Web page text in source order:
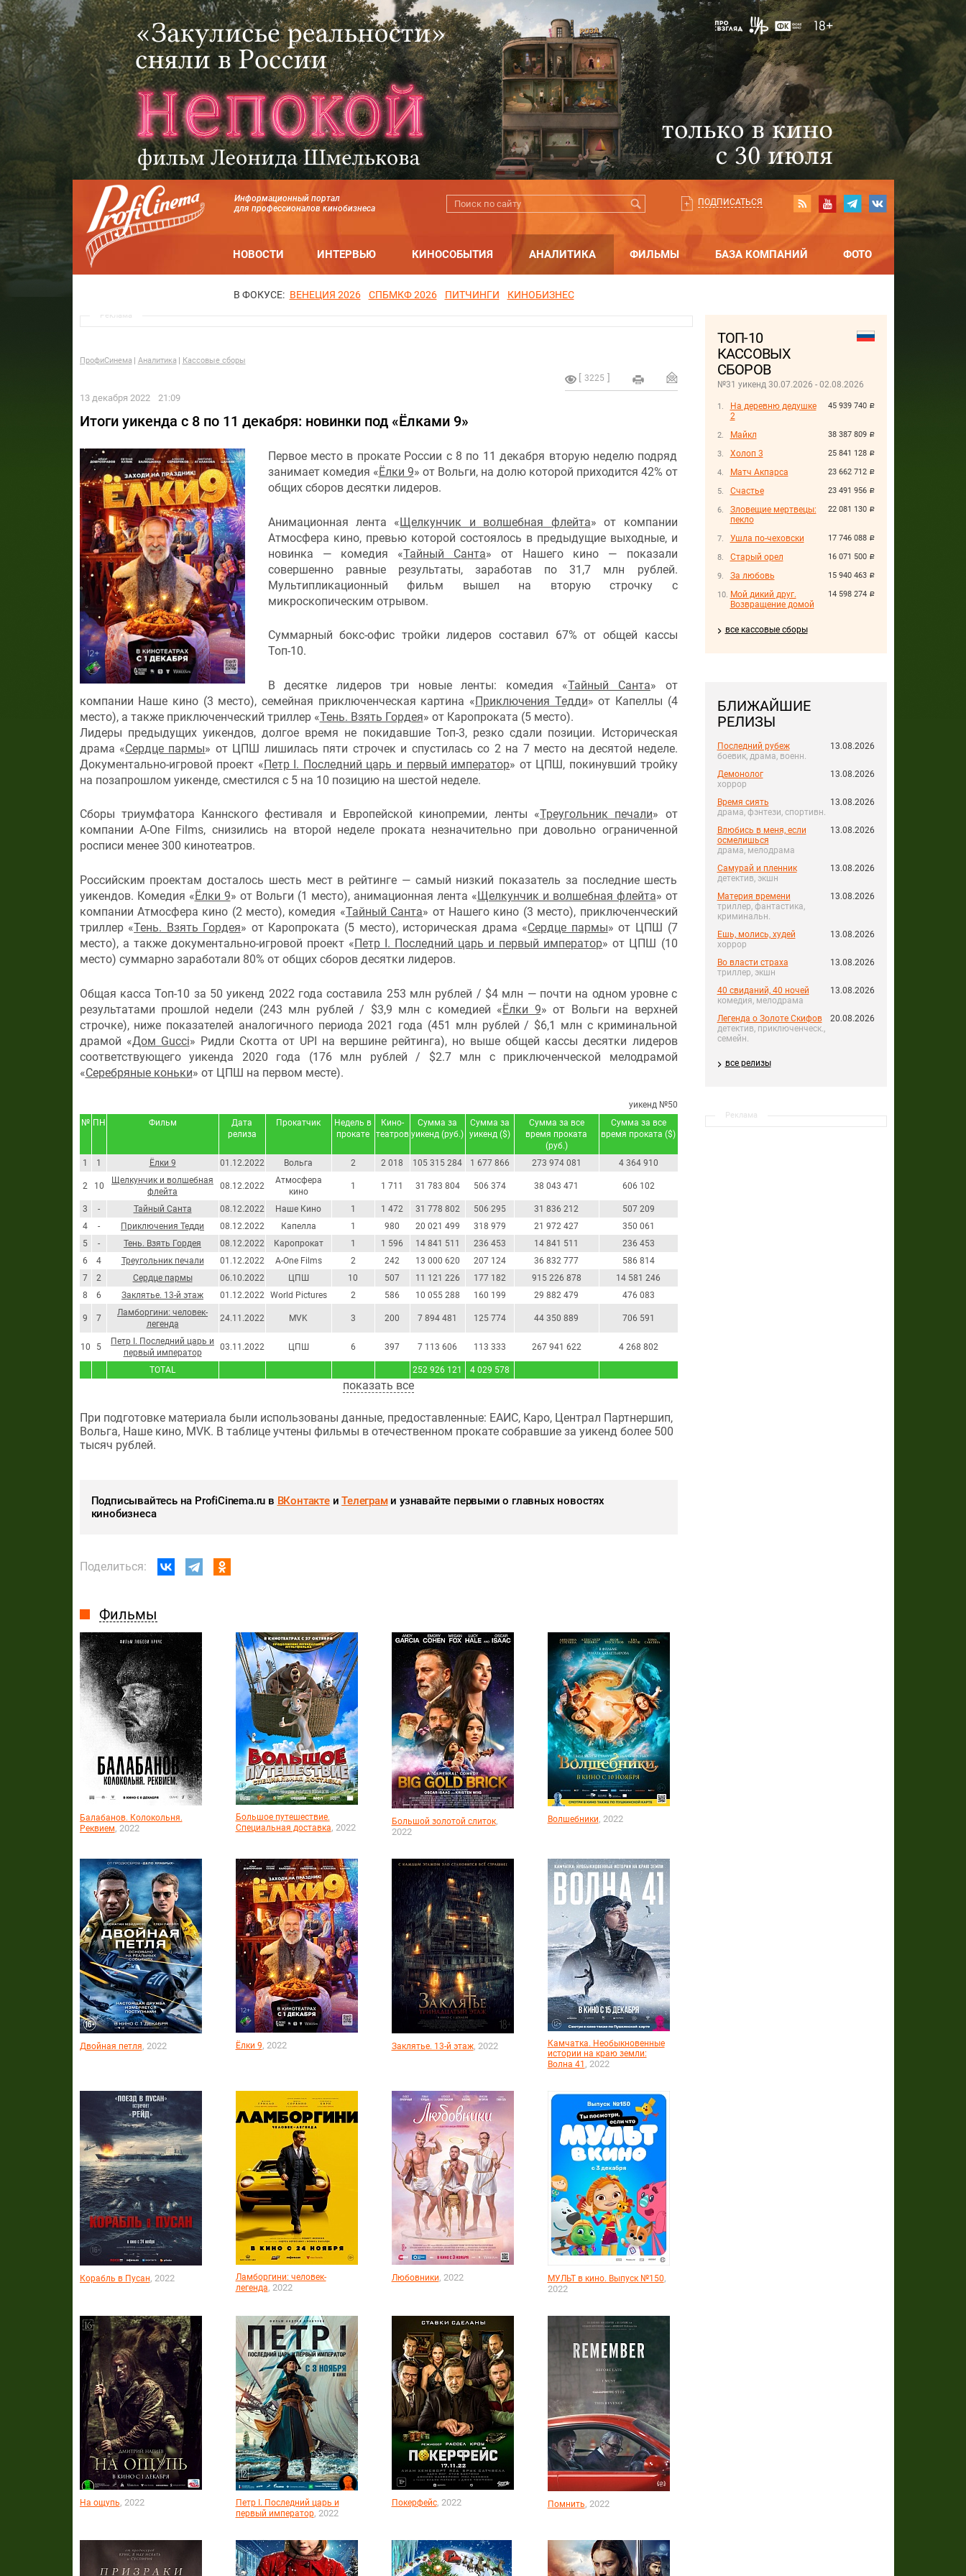
Информационный портал
для профессионалов кинобизнеса
ПОДПИСАТЬСЯ
НОВОСТИ ИНТЕРВЬЮ КИНОСОБЫТИЯ АНАЛИТИКА ФИЛЬМЫ БАЗА КОМПАНИЙ ФОТО
В ФОКУСЕ: ВЕНЕЦИЯ 2026 СПБМКФ 2026 ПИТЧИНГИ КИНОБИЗНЕС
ТОП-10
КАССОВЫХ
СБОРОВ
№31 уикенд 30.07.2026 - 02.08.2026
45 939 740 руб.
На деревню дедушке
2
38 387 809 руб.
Майкл
25 841 128 руб.
Холоп 3
23 662 712 руб.
Матч Акпарса
23 491 956 руб.
Счастье
22 081 130 руб.
Зловещие мертвецы:
пекло
17 746 088 руб.
Ушла по-чеховски
16 071 500 руб.
Старый орел
15 940 463 руб.
За любовь
14 598 274 руб.
Мой дикий друг.
Возвращение домой
все кассовые сборы
БЛИЖАЙШИЕ
РЕЛИЗЫ
Последний рубеж
боевик, драма, военн.
13.08.2026
Демонолог
хоррор
13.08.2026
Время сиять
драма, фэнтези, спортивн.
13.08.2026
Влюбись в меня, если
осмелишься
драма, мелодрама
13.08.2026
Самурай и пленник
детектив, экшн
13.08.2026
Материя времени
триллер, фантастика,
криминальн.
13.08.2026
Ешь, молись, худей
хоррор
13.08.2026
Во власти страха
триллер, экшн
13.08.2026
40 свиданий, 40 ночей
комедия, мелодрама
13.08.2026
Легенда о Золоте Скифов
детектив, приключенческ.,
семейн.
20.08.2026
все релизы
Реклама
Реклама
ПрофиСинема Аналитика Кассовые сборы
3225
13 декабря 2022 21:09
Итоги уикенда c 8 по 11 декабря: новинки под «Ёлками 9»
Первое место в прокате России c 8 по 11 декабря вторую неделю подряд
занимает комедия «Ёлки 9» от Вольги, на долю которой приходится 42% от
общих сборов десятки лидеров.
Анимационная лента «Щелкунчик и волшебная флейта» от компании
Атмосфера кино, превью которой состоялось в предыдущие выходные, и
новинка — комедия «Тайный Санта» от Нашего кино — показали
совершенно равные результаты, заработав по 31,7 млн рублей.
Мультипликационный фильм вышел на вторую строчку с
микроскопическим отрывом.
Суммарный бокс-офис тройки лидеров составил 67% от общей кассы
Топ-10.
В десятке лидеров три новые ленты: комедия «Тайный Санта» от
компании Наше кино (3 место), семейная приключенческая картина «Приключения Тедди» от Капеллы (4
место), а также приключенческий триллер «Тень. Взять Гордея» от Каропроката (5 место).
Лидеры предыдущих уикендов, долгое время не покидавшие Топ-3, резко сдали позиции. Историческая
драма «Сердце пармы» от ЦПШ лишилась пяти строчек и спустилась со 2 на 7 место на десятой неделе.
Документально-игровой проект «Петр I. Последний царь и первый император» от ЦПШ, покинувший тройку
на позапрошлом уикенде, сместился с 5 на 10 позицию на шестой неделе.
Сборы триумфатора Каннского фестиваля и Европейской кинопремии, ленты «Треугольник печали» от
компании A-One Films, снизились на второй неделе проката незначительно при довольно ограниченной
росписи менее 300 кинотеатров.
Российским проектам досталось шесть мест в рейтинге — самый низкий показатель за последние шесть
уикендов. Комедия «Ёлки 9» от Вольги (1 место), анимационная лента «Щелкунчик и волшебная флейта» от
компании Атмосфера кино (2 место), комедия «Тайный Санта» от Нашего кино (3 место), приключенческий
триллер «Тень. Взять Гордея» от Каропроката (5 место), историческая драма «Сердце пармы» от ЦПШ (7
место), а также документально-игровой проект «Петр I. Последний царь и первый император» от ЦПШ (10
место) суммарно заработали 80% от общих сборов десятки лидеров.
Общая касса Топ-10 за 50 уикенд 2022 года составила 253 млн рублей / $4 млн — почти на одном уровне с
результатами прошлой недели (243 млн рублей / $3,9 млн с комедией «Ёлки 9» от Вольги на верхней
строчке), ниже показателей аналогичного периода 2021 года (451 млн рублей / $6,1 млн с криминальной
драмой «Дом Gucci» Ридли Скотта от UPI на вершине рейтинга), но выше общей кассы десятки лидеров
соответствующего уикенда 2020 года (176 млн рублей / $2.7 млн с приключенческой мелодрамой
«Серебряные коньки» от ЦПШ на первом месте).
уикенд №50
№ ПН Фильм
Дата
релиза
Прокатчик
Недель в
прокате
Кино-
театров
Сумма за
уикенд (руб.)
Сумма за
уикенд ($)
Сумма за все
время проката
(руб.)
Сумма за все
время проката ($)
TOTAL 252 926 121 4 029 578
1 1 Ёлки 9 01.12.2022 Вольга 2 2 018 105 315 284 1 677 866 273 974 081 4 364 910
2 10
Щелкунчик и волшебная
флейта
08.12.2022
Атмосфера
кино
1 1 711 31 783 804 506 374 38 043 471 606 102
3 - Тайный Санта 08.12.2022 Наше Кино 1 1 472 31 778 802 506 295 31 836 212
507 209
4
- Приключения Тедди 08.12.2022 Капелла 1 980 20 021 499 318 979 21 972 427
350 061
5
- Тень. Взять Гордея 08.12.2022 Каропрокат 1 1 596 14 841 511 236 453 14 841 511
236 453
6
4 Треугольник печали 01.12.2022 A-One Films 2 242 13 000 620 207 124 36 832 777
586 814
7
2 Сердце пармы 06.10.2022 ЦПШ 10 507 11 121 226 177 182 915 226 878
14 581 246
8
6 Заклятье. 13-й этаж 01.12.2022 World Pictures 2 586 10 055 288 160 199 29 882 479 476 083
9 7
Ламборгини: человек-
легенда
24.11.2022 MVK 3 200 7 894 481 125 774 44 350 889 706 591
10 5
Петр I. Последний царь и
первый император
03.11.2022 ЦПШ 6 397 7 113 606 113 333 267 941 622 4 268 802
показать все
При подготовке материала были использованы данные, предоставленные: ЕАИС, Каро, Централ Партнершип,
Вольга, Наше кино, MVK. В таблице учтены фильмы в отечественном прокате собравшие за уикенд более 500
тысяч рублей.
Подписывайтесь на ProfiCinema.ru в ВКонтактеиТелеграми узнавайте первыми о главных новостях
кинобизнеса
Поделиться:
Фильмы
Балабанов. Колокольня.
Реквием, 2022
Большое путешествие.
Специальная доставка, 2022
Большой золотой слиток,
2022
Волшебники, 2022
Двойная петля, 2022 Ёлки 9, 2022 Заклятье. 13-й этаж, 2022
Камчатка. Необыкновенные
истории на краю земли:
Волна 41 , 2022
Корабль в Пусан, 2022
Ламборгини: человек-
легенда, 2022
Любовники, 2022 МУЛЬТ в кино. Выпуск №150,
2022
На ощупь, 2022
Петр I. Последний царь и
первый император, 2022
Покерфейс, 2022 Помнить, 2022